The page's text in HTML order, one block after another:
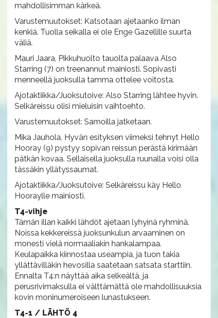
mahdollisimman kärkeä.
Varustemuutokset: Katsotaan ajetaanko ilman
kenkiä. Tuolla seikalla ei ole Enge Gazellille suurta
väliä.
Mauri Jaara, Pikkuhuolto tauolta palaava Also
Starring (7) on treenannut mainiosti. Sopivasti
menneellä juoksulla tamma ottelee voitosta.
Ajotaktiikka/Juoksutoive: Also Starring lähtee hyvin.
Selkäreissu olisi mieluisin vaihtoehto.
Varustemuutokset: Samoilla jatketaan.
Mika Jauhola, Hyvän esityksen viimeksi tehnyt Hello
Hooray (9) pystyy sopivan reissun perästä kirimään
pätkän kovaa. Sellaisella juoksulla ruunalla voisi olla
tässäkin yllätyssaumat.
Ajotaktiikka/Juoksutoive: Selkäreissu käy Hello
Hooraylle mainiosti.
T4-vihje
Tämän illan kaikki lähdöt ajetaan lyhyinä ryhminä.
Noissa kekkereissä juoksunkulun arvaaminen on
monesti vielä normaaliakin hankalampaa.
Keulapaikka kiinnostaa useampia, ja tuon takia
yllättävilläkin hevosilla saatetaan satsata starttiin.
Ennalta T4:n näyttää aika selkeältä, ja
perusrivimaksulla ei välttämättä ole mahdollisuuksia
kovin moninumeroiseen lunastukseen.
T4-1 / LÄHTÖ 4